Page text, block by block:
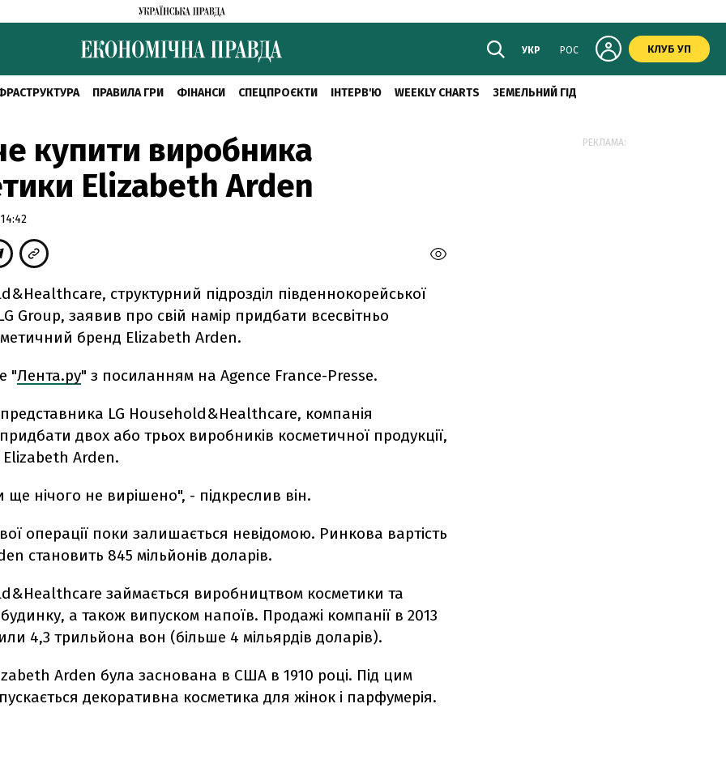
УКР РОС КЛУБ УП
ПРАВИЛА ГРИ ФІНАНСИ СПЕЦПРОЄКТИ ІНТЕРВ'Ю WEEKLY CHARTS ЗЕМЕЛЬНИЙ ГІД
купити виробника
Elizabeth Arden
структурний підрозділ південнокорейської
Group, заявив про свій намір придбати всесвітньо
бренд Elizabeth Arden.
"Лента.ру" з посиланням на Agence France-Presse.
LG Household&Healthcare, компанія
двох або трьох виробників косметичної продукції,
Arden.
нічого не вирішено", - підкреслив він.
​​операції поки залишається невідомою. Ринкова вартість
становить 845 мільйонів доларів.
займається виробництвом косметики та
а також випуском напоїв. Продажі компанії в 2013
4,3 трильйона вон (більше 4 мільярдів доларів).
Arden була заснована в США в 1910 році. Під цим
декоративна косметика для жінок і парфумерія.
РЕКЛАМА: